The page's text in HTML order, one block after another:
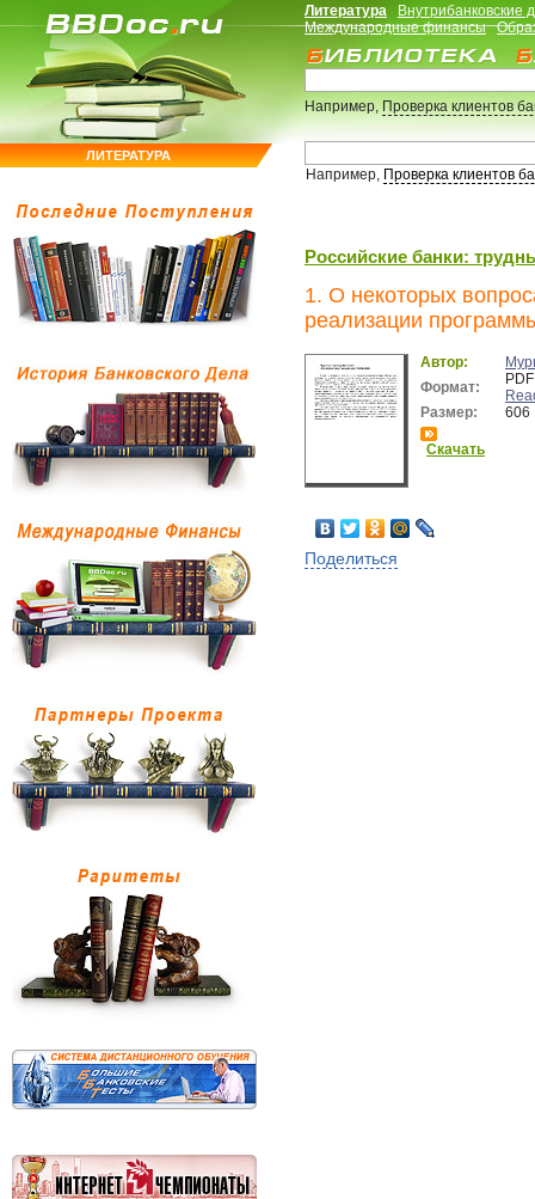
ЛИТЕРАТУРА
Литература
Внутрибанковские
Международные финансы
Например,Проверка клиентов
Например, Проверка клиентов
Российские банки:
1. О некоторых
реализации
Автор:
Формат:
Размер:
606
Скачать
Поделиться